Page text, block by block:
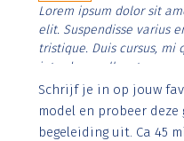
Lorem ipsum dolor sit
elit. Suspendisse varius
tristique. Duis cursus, mi
interdum nulla, ut
Aenean faucibus nibh et
imperdiet. Nunc ut sem
Schrijf je in op jouw
model en probeer
begeleiding uit. Ca 45